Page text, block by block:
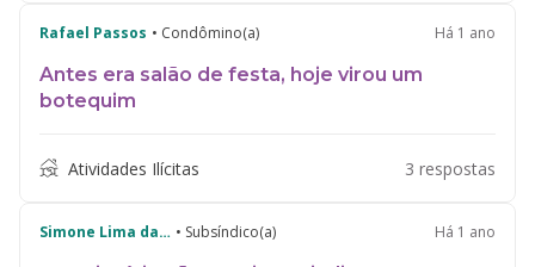
Antes era salão de festa, hoje virou um
botequim
Rafael Passos • Condômino(a) Há 1 ano
Atividades Ilícitas 3 respostas
Simone Lima da Paixao • Subsíndico(a) Há 1 ano